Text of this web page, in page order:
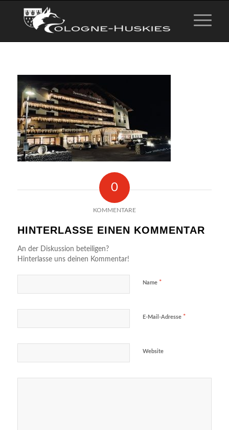
0
KOMMENTARE
HINTERLASSE EINEN KOMMENTAR
An der Diskussion beteiligen?
Hinterlasse uns deinen Kommentar!
Name *
E-Mail-Adresse *
Website